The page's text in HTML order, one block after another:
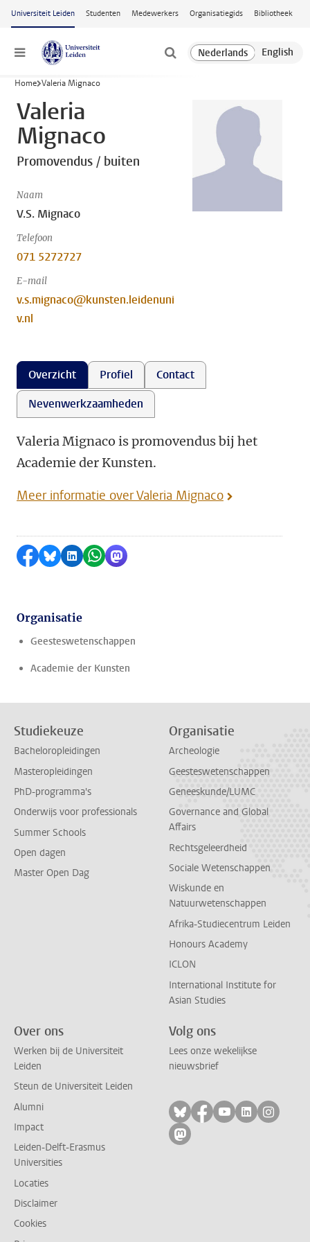
Ga naar hoofdinhoud
Universiteit Leiden Studenten Medewerkers Organisatiegids Bibliotheek
Menu
Home Valeria Mignaco
Valeria
Mignaco
Promovendus / buiten
Naam
V.S. Mignaco
Telefoon
071 5272727
E-mail
v.s.mignaco@kunsten.leidenuni
v.nl
Overzicht Profiel
Contact
Nevenwerkzaamheden
Valeria Mignaco is promovendus bij het
Academie der Kunsten.
Meer informatie over Valeria Mignaco
Delen op Facebook
Delen via Bluesky
Delen op LinkedIn
Delen via WhatsApp
Delen via Mastodon
Organisatie
Geesteswetenschappen
Academie der Kunsten
Studiekeuze
Bacheloropleidingen
Masteropleidingen
PhD-programma's
Onderwijs voor professionals
Summer Schools
Open dagen
Master Open Dag
Organisatie
Archeologie
Geesteswetenschappen
Geneeskunde/LUMC
Governance and Global
Affairs
Rechtsgeleerdheid
Sociale Wetenschappen
Wiskunde en
Natuurwetenschappen
Afrika-Studiecentrum Leiden
Honours Academy
ICLON
International Institute for
Asian Studies
Over ons
Werken bij de Universiteit
Leiden
Steun de Universiteit Leiden
Alumni
Impact
Leiden-Delft-Erasmus
Universities
Locaties
Disclaimer
Cookies
Volg ons
Lees onze wekelijkse
nieuwsbrief
Volg ons op bluesky
Volg ons op
Volg ons op
Volg ons
Volg
Volg ons op mastodon